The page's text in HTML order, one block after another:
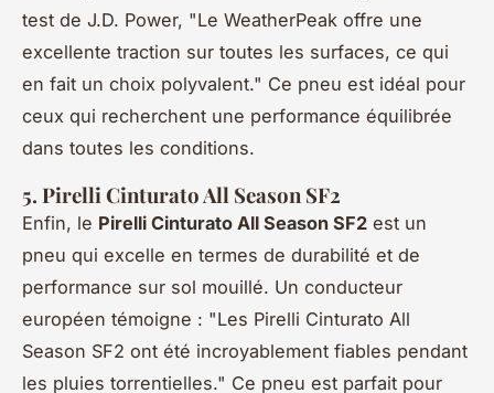
test de J.D. Power, "Le WeatherPeak offre une
excellente traction sur toutes les surfaces, ce qui
en fait un choix polyvalent." Ce pneu est idéal pour
ceux qui recherchent une performance équilibrée
dans toutes les conditions.
5. Pirelli Cinturato All Season SF2
Enfin, le Pirelli Cinturato All Season SF2 est un
pneu qui excelle en termes de durabilité et de
performance sur sol mouillé. Un conducteur
européen témoigne : "Les Pirelli Cinturato All
Season SF2 ont été incroyablement fiables pendant
les pluies torrentielles." Ce pneu est parfait pour